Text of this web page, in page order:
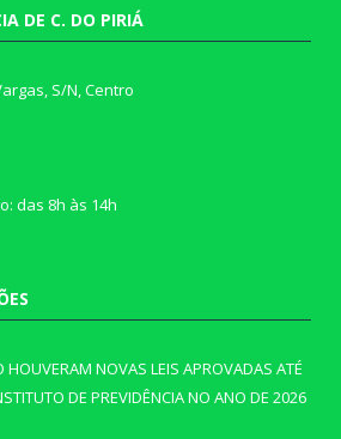
DE C. DO PIRIÁ
S/N, Centro
das 8h às 14h
HOUVERAM NOVAS LEIS APROVADAS ATÉ
DE PREVIDÊNCIA NO ANO DE 2026